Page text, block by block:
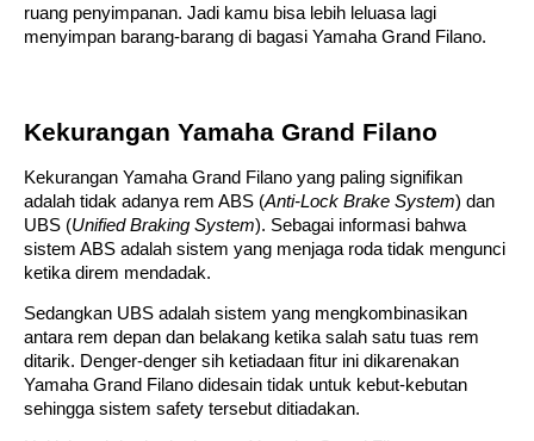
ruang penyimpanan. Jadi kamu bisa lebih leluasa lagi
menyimpan barang-barang di bagasi Yamaha Grand Filano.
Kekurangan Yamaha Grand Filano
Kekurangan Yamaha Grand Filano yang paling signifikan
adalah tidak adanya rem ABS (Anti-Lock Brake System) dan
UBS (Unified Braking System). Sebagai informasi bahwa
sistem ABS adalah sistem yang menjaga roda tidak mengunci
ketika direm mendadak.
Sedangkan UBS adalah sistem yang mengkombinasikan
antara rem depan dan belakang ketika salah satu tuas rem
ditarik. Denger-denger sih ketiadaan fitur ini dikarenakan
Yamaha Grand Filano didesain tidak untuk kebut-kebutan
sehingga sistem safety tersebut ditiadakan.